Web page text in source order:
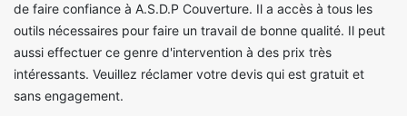
de faire confiance à A.S.D.P Couverture. Il a accès à tous les
outils nécessaires pour faire un travail de bonne qualité. Il peut
aussi effectuer ce genre d'intervention à des prix très
intéressants. Veuillez réclamer votre devis qui est gratuit et
sans engagement.